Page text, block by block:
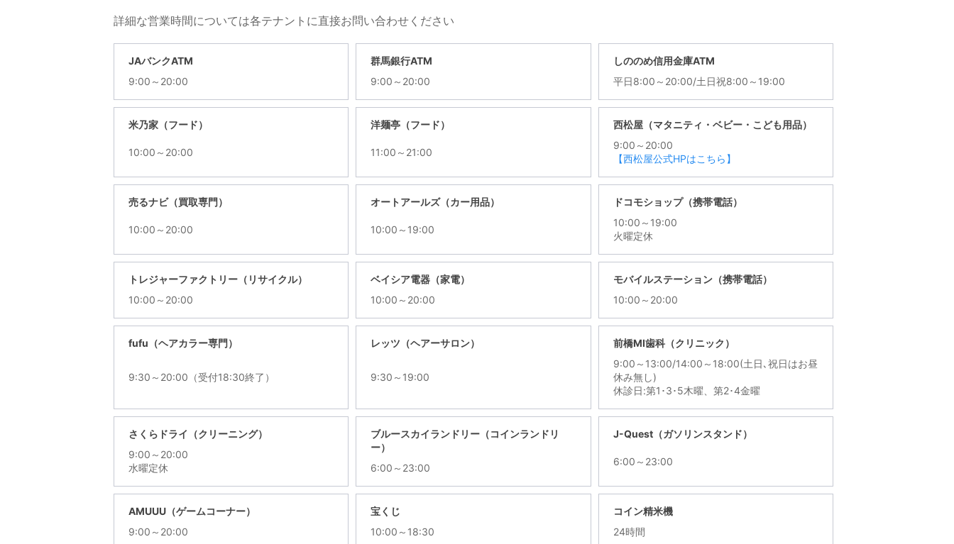
詳細な営業時間については各テナントに直接お問い合わせください
JAバンクATM
9:00～20:00
群馬銀行ATM
9:00～20:00
しののめ信用金庫ATM
平日8:00～20:00/土日祝8:00～19:00
米乃家（フード）
10:00～20:00
洋麺亭（フード）
11:00～21:00
西松屋（マタニティ・ベビー・こども用品）
9:00～20:00
【西松屋公式HPはこちら】
売るナビ（買取専門）
10:00～20:00
オートアールズ（カー用品）
10:00～19:00
ドコモショップ（携帯電話）
10:00～19:00
火曜定休
トレジャーファクトリー（リサイクル）
10:00～20:00
ベイシア電器（家電）
10:00～20:00
モバイルステーション（携帯電話）
10:00～20:00
fufu（ヘアカラー専門）
9:30～20:00（受付18:30終了）
レッツ（ヘアーサロン）
9:30～19:00
前橋MI歯科（クリニック）
9:00～13:00/14:00～18:00(土日､祝日はお昼
休み無し)
休診日:第1･3･5木曜、第2･4金曜
さくらドライ（クリーニング）
9:00～20:00
水曜定休
ブルースカイランドリー（コインランドリ
ー）
6:00～23:00
J-Quest（ガソリンスタンド）
6:00～23:00
AMUUU（ゲームコーナー）
9:00～20:00
宝くじ
10:00～18:30
コイン精米機
24時間